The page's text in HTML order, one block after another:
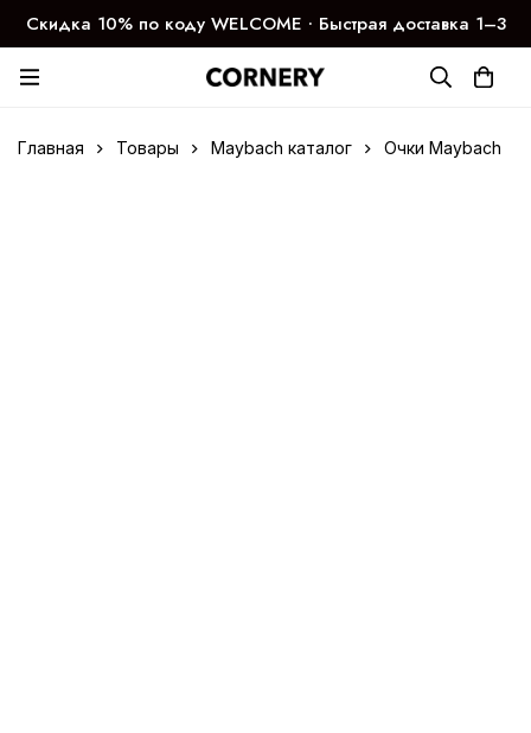
Скидка 10% по коду WELCOME ∙ Быстрая доставка 1–3
дня
Главная Товары Maybach каталог Очки Maybach